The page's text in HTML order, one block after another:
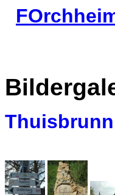
Thuisbrunn